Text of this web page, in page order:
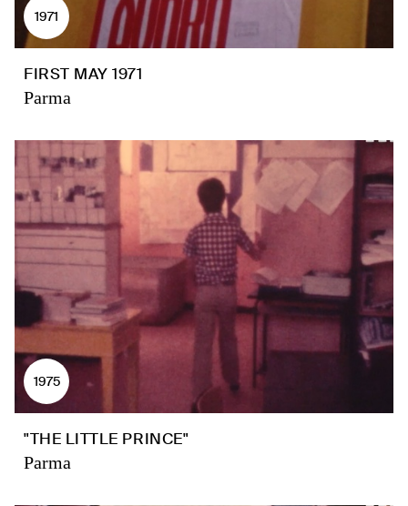
1971
FIRST MAY 1971
Parma
1975
"THE LITTLE PRINCE"
Parma